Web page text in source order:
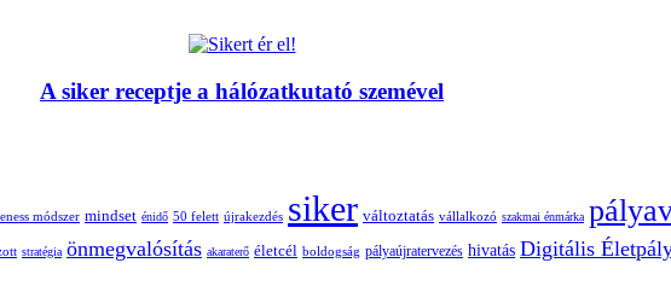
A siker receptje a hálózatkutató szemével
módszer mindset énidő 50 felett újrakezdés siker változtatás vállalkozó szakmai énmárka
stratégia önmegvalósítás akaraterő életcél boldogság pályaújratervezés hivatás Digitális